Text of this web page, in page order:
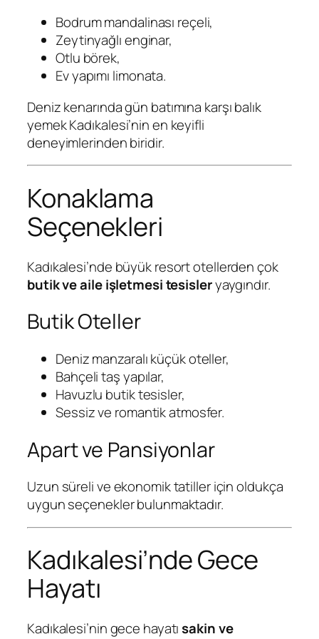
Bodrum mandalinası reçeli,
Zeytinyağlı enginar,
Otlu börek,
Ev yapımı limonata.
Deniz kenarında gün batımına karşı balık
yemek Kadıkalesi’nin en keyifli
deneyimlerinden biridir.
Konaklama
Seçenekleri
Kadıkalesi’nde büyük resort otellerden çok
butik ve aile işletmesi tesisleryaygındır.
Butik Oteller
Deniz manzaralı küçük oteller,
Bahçeli taş yapılar,
Havuzlu butik tesisler,
Sessiz ve romantik atmosfer.
Apart ve Pansiyonlar
Uzun süreli ve ekonomik tatiller için oldukça
uygun seçenekler bulunmaktadır.
Kadıkalesi’nde Gece
Hayatı
Kadıkalesi’nin gece hayatısakin ve